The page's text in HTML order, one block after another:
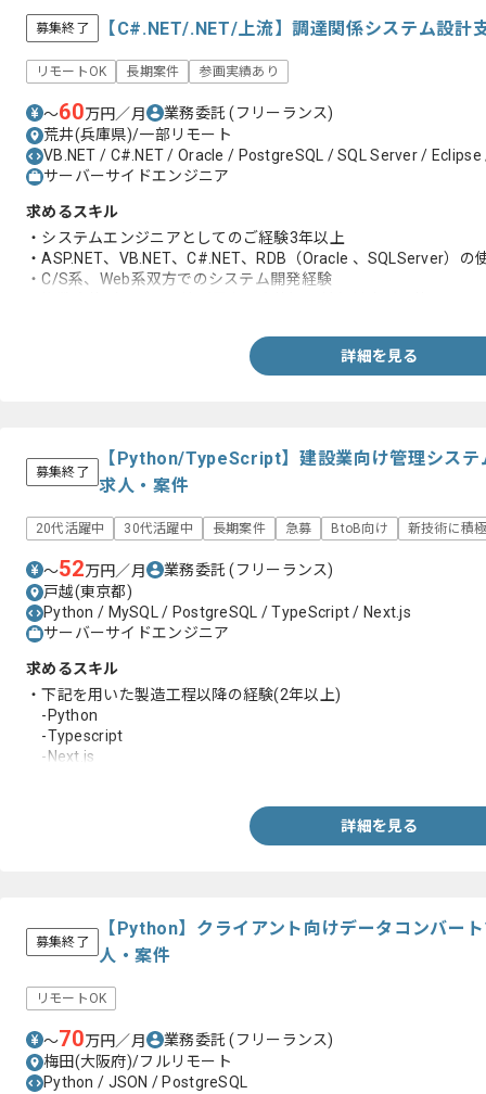
募集終了 【C#.NET/.NET/上流】調達関係システム設計
リモートOK 長期案件 参画実績あり
〜60万円／月 業務委託(フリーランス)
荒井(兵庫県)/一部リモート
VB.NET / C#.NET / Oracle / PostgreSQL / SQL Server /
サーバーサイドエンジニア
求めるスキル
・システムエンジニアとしてのご経験3年以上
・ASP.NET、VB.NET、C#.NET、RDB（Oracle 、SQLServer）の
・C/S系、Web系双方でのシステム開発経験
詳細を見る
募集終了
【Python/TypeScript】建設業向け管理システ
求人・案件
20代活躍中 30代活躍中 長期案件 急募 BtoB向け 新技術に積
〜52万円／月 業務委託(フリーランス)
戸越(東京都)
Python / MySQL / PostgreSQL / TypeScript / Next.js
サーバーサイドエンジニア
求めるスキル
・下記を用いた製造工程以降の経験(2年以上)
-Python
-Typescript
-Next.js
詳細を見る
募集終了
【Python】クライアント向けデータコンバー
人・案件
リモートOK
〜70万円／月 業務委託(フリーランス)
梅田(大阪府)/フルリモート
Python / JSON / PostgreSQL